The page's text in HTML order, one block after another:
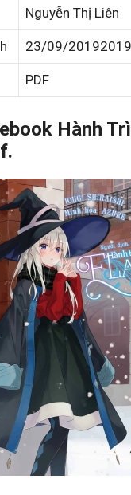
Nguyễn Thị Liên
23/09/
PDF
Hành